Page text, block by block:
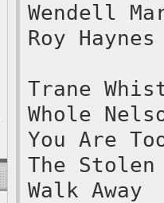
Wendell
Roy
Trane
Whole
You Are
The Stolen
Walk Away